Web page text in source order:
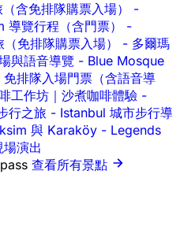
含免排隊購票入場） -
覽行程（含門票） -
免排隊購票入場） - 多爾瑪
與語音導覽 - Blue Mosque
排隊入場門票（含語音導
工作坊｜沙煮咖啡體驗 -
行之旅 - Istanbul 城市步行導
與 Karaköy - Legends
演出
查看所有景點